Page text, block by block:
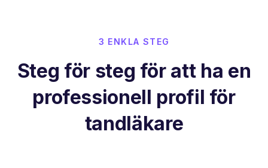
3 ENKLA STEG
Steg för steg för att ha en
professionell profil för
tandläkare